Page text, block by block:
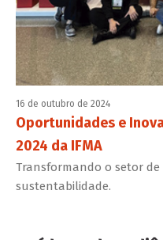
16 de outubro de 2024
Oportunidades e
2024 da IFMA
Transformando o setor de
sustentabilidade.